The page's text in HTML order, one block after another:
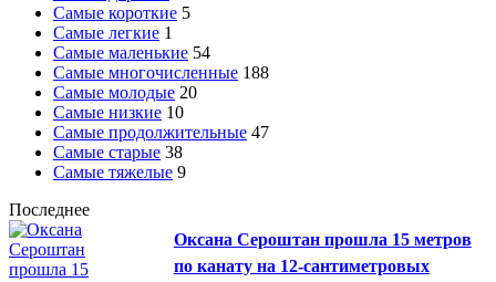
Самые короткие 5
Самые легкие 1
Самые маленькие 54
Самые многочисленные 188
Самые молодые 20
Самые низкие 10
Самые продолжительные 47
Самые старые 38
Самые тяжелые 9
Последнее
Оксана Сероштан прошла 15 метров
по канату на 12-сантиметровых